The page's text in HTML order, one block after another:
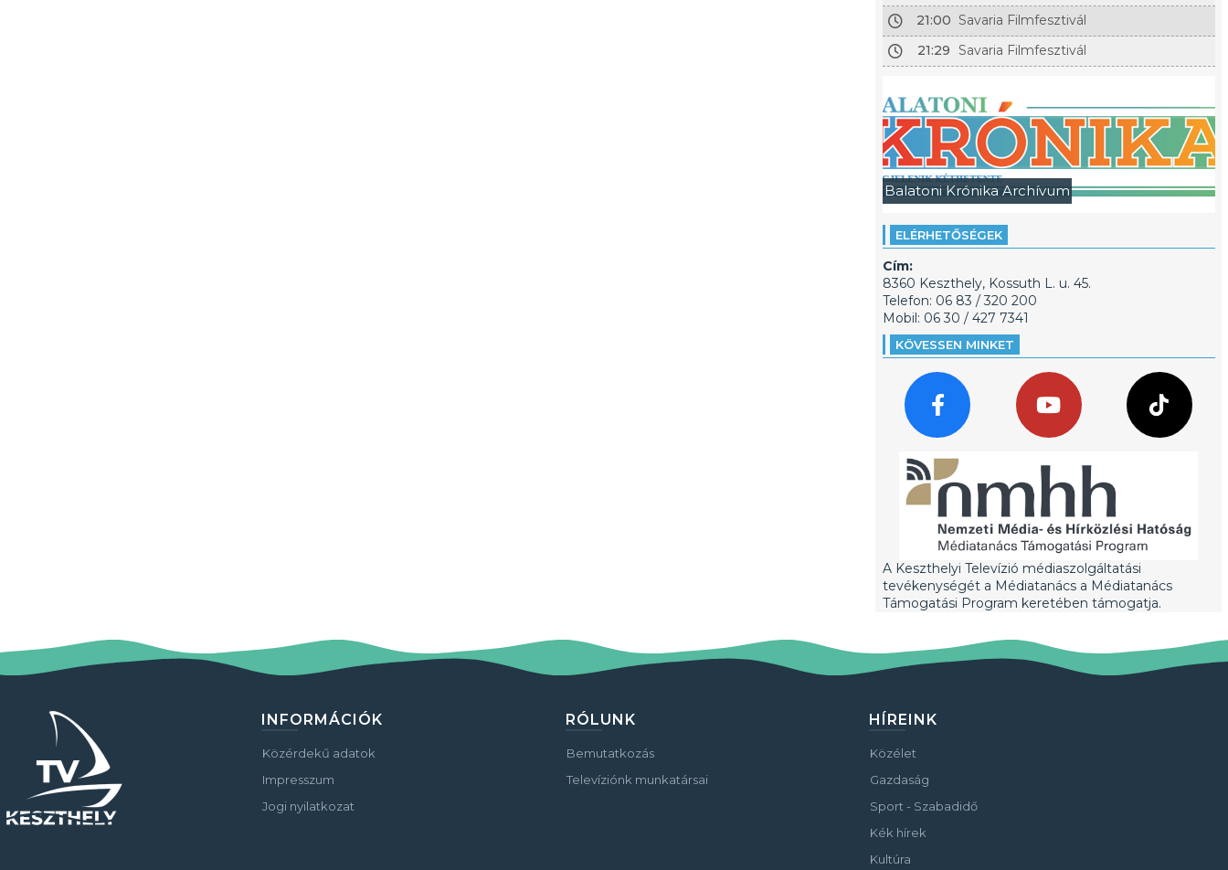
21:00 Savaria Filmfesztivál
21:29 Savaria Filmfesztivál
Balatoni Krónika Archívum
ELÉRHETŐSÉGEK
Cím:
8360 Keszthely, Kossuth L. u. 45.
Telefon: 06 83 / 320 200
Mobil: 06 30 / 427 7341
KÖVESSEN MINKET
A Keszthelyi Televízió médiaszolgáltatási
tevékenységét a Médiatanács a Médiatanács
Támogatási Program keretében támogatja.
INFORMÁCIÓK
Közérdekű adatok
Impresszum
Jogi nyilatkozat
RÓLUNK
Bemutatkozás
Televíziónk munkatársai
HÍREINK
Közélet
Gazdaság
Sport - Szabadidő
Kék hírek
Kultúra